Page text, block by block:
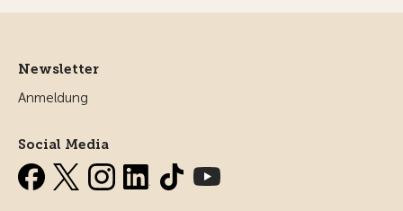
Newsletter
Anmeldung
Social Media